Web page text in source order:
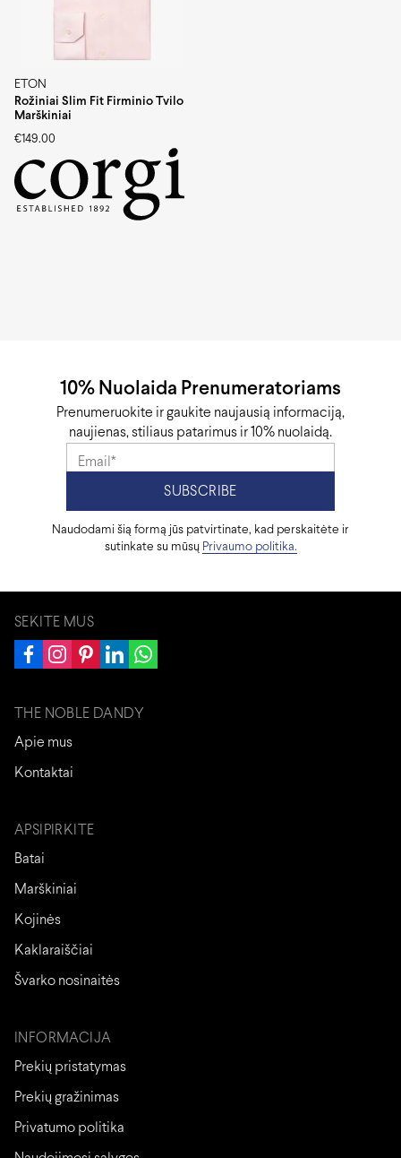
ETON
Rožiniai Slim Fit Firminio Tvilo
Marškiniai
€149.00
10% Nuolaida Prenumeratoriams
Prenumeruokite ir gaukite naujausią informaciją,
naujienas, stiliaus patarimus ir 10% nuolaidą.
Naudodami šią formą jūs patvirtinate, kad perskaitėte ir
sutinkate su mūsų Privaumo politika.
SEKITE MUS
THE NOBLE DANDY
Apie mus
Kontaktai
APSIPIRKITE
Batai
Marškiniai
Kojinės
Kaklaraiščiai
Švarko nosinaitės
INFORMACIJA
Prekių pristatymas
Prekių gražinimas
Privatumo politika